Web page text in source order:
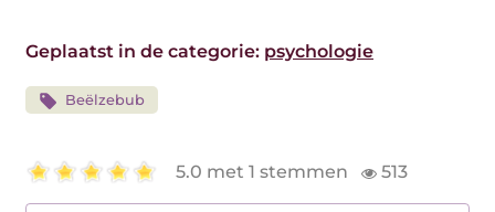
Geplaatst in de categorie: psychologie
Beëlzebub
5.0 met 1 stemmen 513